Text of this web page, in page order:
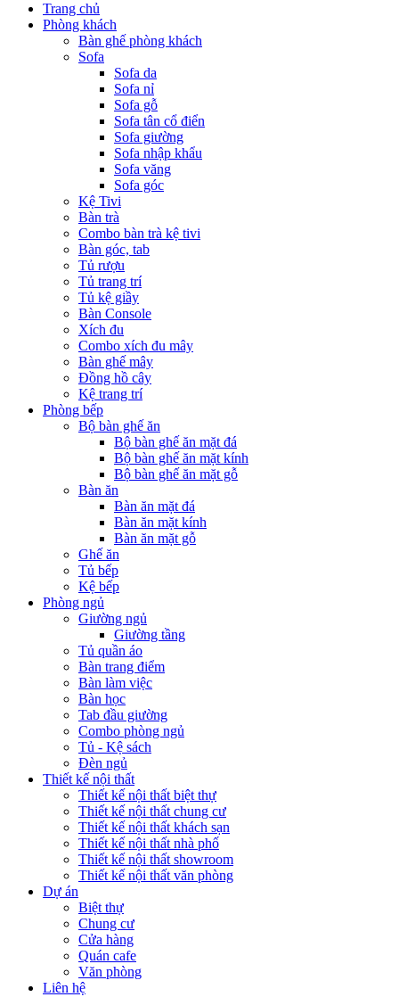
Trang chủ
Phòng khách
Bàn ghế phòng khách
Sofa
Sofa da
Sofa nỉ
Sofa gỗ
Sofa tân cổ điển
Sofa giường
Sofa nhập khẩu
Sofa văng
Sofa góc
Kệ Tivi
Bàn trà
Combo bàn trà kệ tivi
Bàn góc, tab
Tủ rượu
Tủ trang trí
Tủ kệ giầy
Bàn Console
Xích đu
Combo xích đu mây
Bàn ghế mây
Đồng hồ cây
Kệ trang trí
Phòng bếp
Bộ bàn ghế ăn
Bộ bàn ghế ăn mặt đá
Bộ bàn ghế ăn mặt kính
Bộ bàn ghế ăn mặt gỗ
Bàn ăn
Bàn ăn mặt đá
Bàn ăn mặt kính
Bàn ăn mặt gỗ
Ghế ăn
Tủ bếp
Kệ bếp
Phòng ngủ
Giường ngủ
Giường tầng
Tủ quần áo
Bàn trang điểm
Bàn làm việc
Bàn học
Tab đầu giường
Combo phòng ngủ
Tủ - Kệ sách
Đèn ngủ
Thiết kế nội thất
Thiết kế nội thất biệt thự
Thiết kế nội thất chung cư
Thiết kế nội thất khách sạn
Thiết kế nội thất nhà phố
Thiết kế nội thất showroom
Thiết kế nội thất văn phòng
Dự án
Biệt thự
Chung cư
Cửa hàng
Quán cafe
Văn phòng
Liên hệ